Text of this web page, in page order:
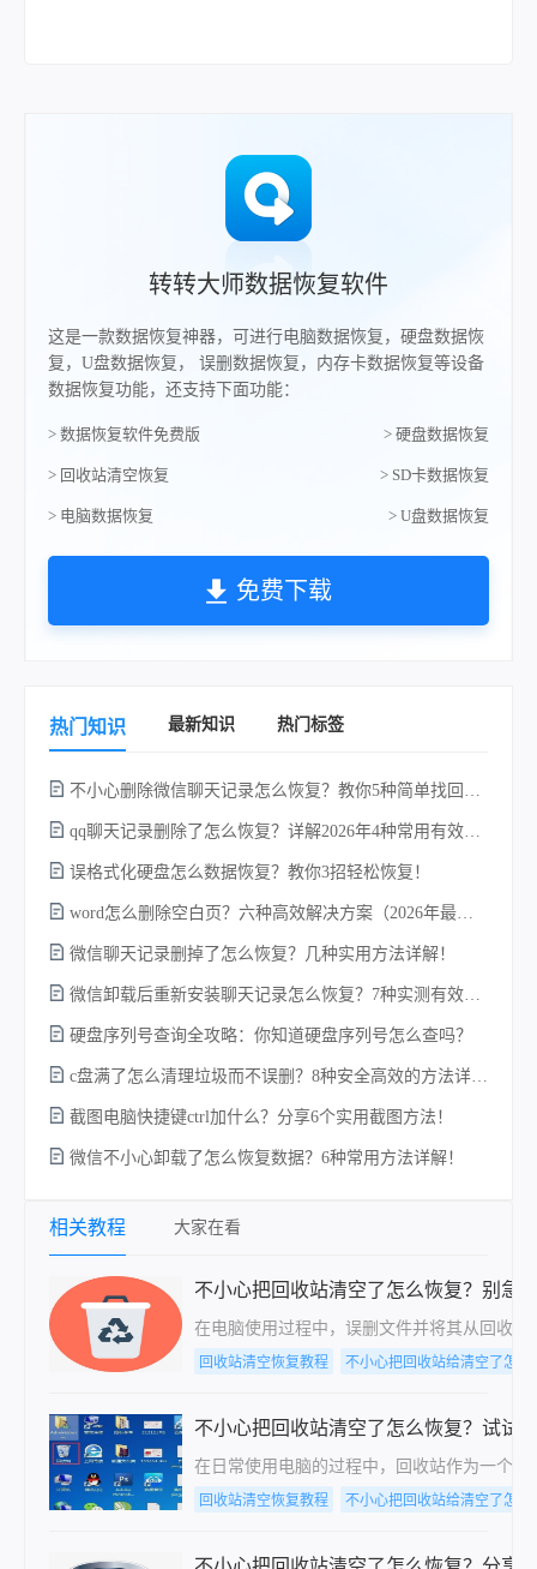
转转大师数据恢复软件
这是一款数据恢复神器，可进行电脑数据恢复，硬盘数据恢
复，U盘数据恢复， 误删数据恢复，内存卡数据恢复等设备
数据恢复功能，还支持下面功能：
> 数据恢复软件免费版 > 硬盘数据恢复
> 回收站清空恢复 > SD卡数据恢复
> 电脑数据恢复 > U盘数据恢复
免费下载
热门知识 最新知识 热门标签
不小心删除微信聊天记录怎么恢复？教你5种简单找回的方法！
qq聊天记录删除了怎么恢复？详解2026年4种常用有效的方法（支持.db数据库提取）
误格式化硬盘怎么数据恢复？教你3招轻松恢复！
word怎么删除空白页？六种高效解决方案（2026年最新实操指南）！
微信聊天记录删掉了怎么恢复？几种实用方法详解！
微信卸载后重新安装聊天记录怎么恢复？7种实测有效的恢复方案详解！
硬盘序列号查询全攻略：你知道硬盘序列号怎么查吗？
c盘满了怎么清理垃圾而不误删？8种安全高效的方法详解+误删恢复指南！
截图电脑快捷键ctrl加什么？分享6个实用截图方法！
微信不小心卸载了怎么恢复数据？6种常用方法详解！
相关教程 大家在看
不小心把回收站清空了怎么恢复？别急
在电脑使用过程中，误删文件并将其从回收
回收站清空恢复教程 不小心把回收站给清空了怎么
不小心把回收站清空了怎么恢复？试试
在日常使用电脑的过程中，回收站作为一个
回收站清空恢复教程 不小心把回收站给清空了怎么